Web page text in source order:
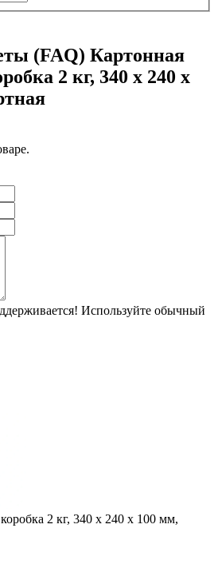
(FAQ) Картонная
2 кг, 340 х 240 х
Используйте обычный
2 кг, 340 х 240 х 100 мм,